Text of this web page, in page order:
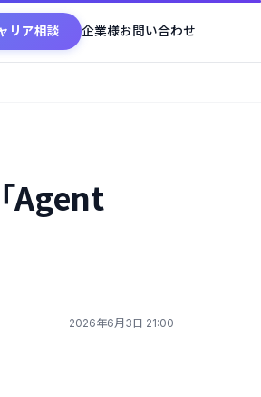
リア相談 企業様お問い合わせ
Agent
2026年6月3日 21:00